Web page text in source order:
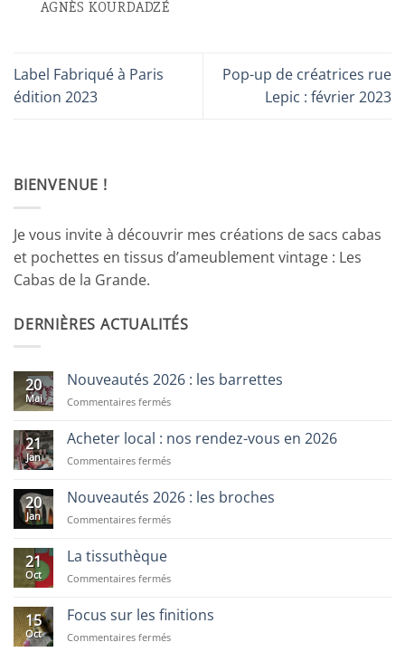
BIENVENUE !
Je vous invite à découvrir mes créations de sacs cabas
et pochettes en tissus d’ameublement vintage : Les
Cabas de la Grande.
DERNIÈRES ACTUALITÉS
20
Mai
Nouveautés 2026 : les barrettes
Commentaires ferméssur
les
21
Jan
Acheter local : nos rendez-vous en 2026
Commentaires ferméssur
local
:
nos
2026
20
Jan
Nouveautés 2026 : les broches
Commentaires ferméssur
les
21
Oct
La tissuthèque
Commentaires ferméssur
tissuthèque
15
Oct
Focus sur les finitions
Commentaires ferméssur
AGNÈS KOURDADZÉ
Label Fabriqué à Paris
édition 2023
Pop-up de créatrices rue
Lepic : février 2023